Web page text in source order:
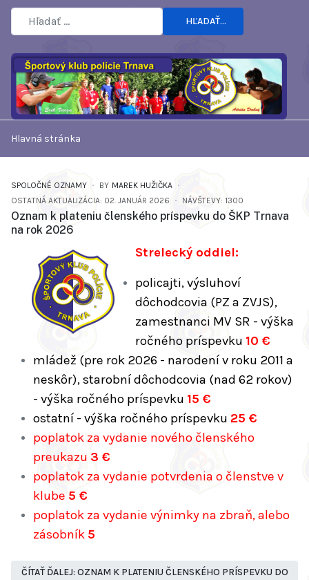
HĽADAŤ...
Hlavná stránka
SPOLOČNÉ OZNAMY BY MAREK HUŽIČKA
OSTATNÁ AKTUALIZÁCIA: 02. JANUÁR 2026
NÁVŠTEVY: 1300
Oznam k plateniu členského príspevku do ŠKP Trnava
na rok 2026
Strelecký oddiel:
policajti, výsluhoví
dôchodcovia (PZ a ZVJS),
zamestnanci MV SR - výška
ročného príspevku 10 €
mládež (pre rok 2026 - narodení v roku 2011 a
neskôr), starobní dôchodcovia (nad 62 rokov)
- výška ročného príspevku 15 €
ostatní - výška ročného príspevku 25 €
poplatok za vydanie nového členského
preukazu 3 €
poplatok za vydanie potvrdenia o členstve v
klube 5 €
poplatok za vydanie výnimky na zbraň, alebo
zásobník 5
ČÍTAŤ ĎALEJ: OZNAM K PLATENIU ČLENSKÉHO PRÍSPEVKU DO